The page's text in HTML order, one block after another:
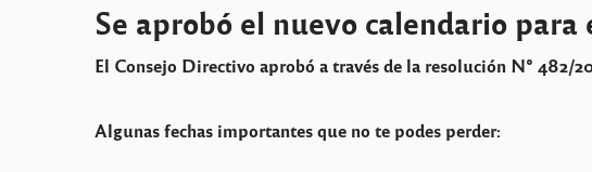
Se aprobó el nuevo calendario
El Consejo Directivo aprobó a través de la resolución N° 482/
Algunas fechas importantes que no te podes perder: